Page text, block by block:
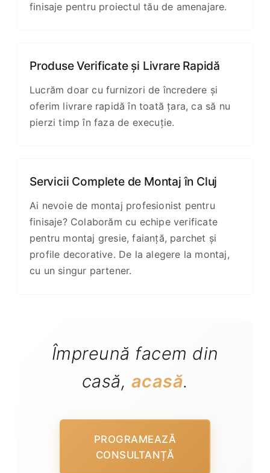
finisaje pentru proiectul tău de amenajare.
Produse Verificate și Livrare Rapidă
Lucrăm doar cu furnizori de încredere și
oferim livrare rapidă în toată țara, ca să nu
pierzi timp în faza de execuție.
Servicii Complete de Montaj în Cluj
Ai nevoie de montaj profesionist pentru
finisaje? Colaborăm cu echipe verificate
pentru montaj gresie, faianță, parchet și
profile decorative. De la alegere la montaj,
cu un singur partener.
Împreună facem din
casă, acasă.
PROGRAMEAZĂ
CONSULTANȚĂ